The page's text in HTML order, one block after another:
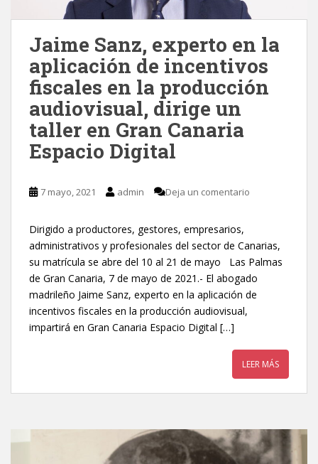
Jaime Sanz, experto en la
aplicación de incentivos
fiscales en la producción
audiovisual, dirige un
taller en Gran Canaria
Espacio Digital
7 mayo, 2021 admin Deja un comentario
Dirigido a productores, gestores, empresarios,
administrativos y profesionales del sector de Canarias,
su matrícula se abre del 10 al 21 de mayo Las Palmas
de Gran Canaria, 7 de mayo de 2021.- El abogado
madrileño Jaime Sanz, experto en la aplicación de
incentivos fiscales en la producción audiovisual,
impartirá en Gran Canaria Espacio Digital […]
LEER MÁS